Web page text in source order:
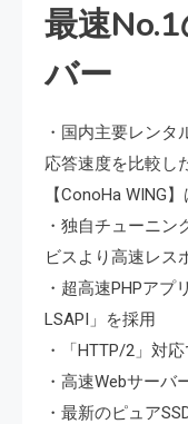
最速
バー
・国内主要レンタ
応答速度を比較し
【ConoHa WING
・独自チューニ
ビスより高速レス
・超高速PHPアプ
LSAPI」を採用
・「HTTP/2」対
・高速Webサーバ
・最新のピュア